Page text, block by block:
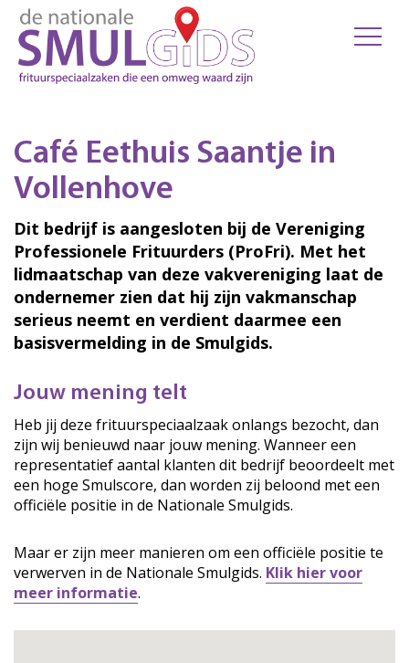
Café Eethuis Saantje in
Vollenhove
Dit bedrijf is aangesloten bij de Vereniging
Professionele Frituurders (ProFri). Met het
lidmaatschap van deze vakvereniging laat de
ondernemer zien dat hij zijn vakmanschap
serieus neemt en verdient daarmee een
basisvermelding in de Smulgids.
Jouw mening telt
Heb jij deze frituurspeciaalzaak onlangs bezocht, dan
zijn wij benieuwd naar jouw mening. Wanneer een
representatief aantal klanten dit bedrijf beoordeelt met
een hoge Smulscore, dan worden zij beloond met een
officiële positie in de Nationale Smulgids.
Maar er zijn meer manieren om een officiële positie te
verwerven in de Nationale Smulgids. Klik hier voor
meer informatie.